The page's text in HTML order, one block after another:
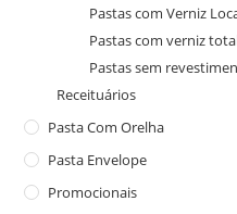
Pastas com Verniz
Pastas com verniz
Pastas sem
Receituários
Pasta Com Orelha
Pasta Envelope
Promocionais